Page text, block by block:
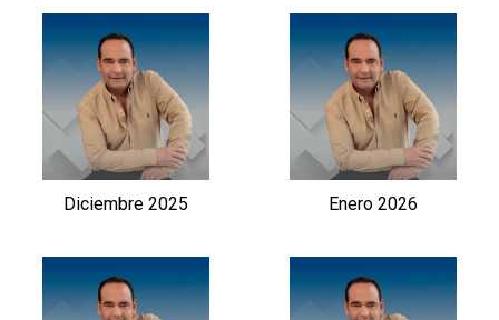
Diciembre 2025 Enero 2026